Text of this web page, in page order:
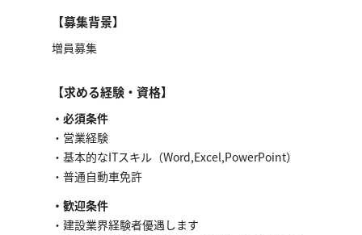
【募集背景】
増員募集
【求める経験・資格】
・必須条件
・営業経験
・基本的なITスキル（Word,Excel,PowerPoint）
・普通自動車免許
・歓迎条件
・建設業界経験者優遇します